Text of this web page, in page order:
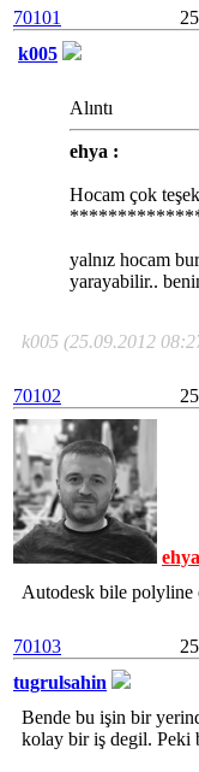
70101
k005
Alıntı
ehya :
Hocam çok
yalnız hocam
yarayabilir..
k005 (25.09.2012
70102
ehya
Autodesk bile polyline
70103
tugrulsahin
Bende bu işin bir
kolay bir iş degil. Peki